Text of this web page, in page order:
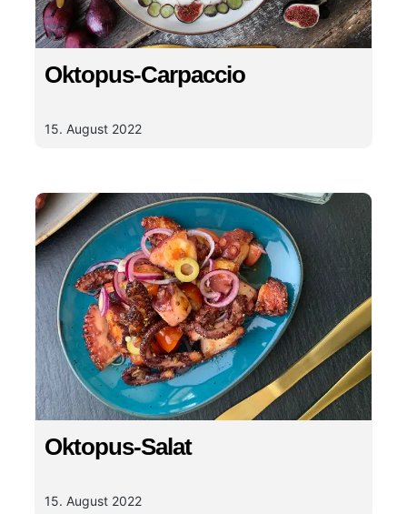
Oktopus-Carpaccio
15. August 2022
Oktopus-Salat
15. August 2022